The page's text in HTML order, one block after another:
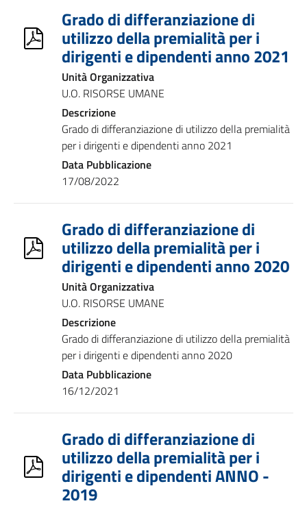
Grado di differanziazione di
utilizzo della premialità per i
dirigenti e dipendenti anno 2021
Unità Organizzativa
U.O. RISORSE UMANE
Descrizione
Grado di differanziazione di utilizzo della premialità
per i dirigenti e dipendenti anno 2021
Data Pubblicazione
17/08/2022
Grado di differanziazione di
utilizzo della premialità per i
dirigenti e dipendenti anno 2020
Unità Organizzativa
U.O. RISORSE UMANE
Descrizione
Grado di differanziazione di utilizzo della premialità
per i dirigenti e dipendenti anno 2020
Data Pubblicazione
16/12/2021
Grado di differanziazione di
utilizzo della premialità per i
dirigenti e dipendenti ANNO -
2019